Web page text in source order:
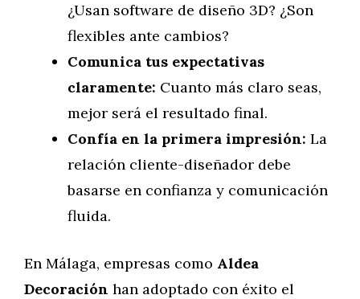
¿Usan software de diseño 3D? ¿Son
flexibles ante cambios?
Comunica tus expectativas
claramente: Cuanto más claro seas,
mejor será el resultado final.
Confía en la primera impresión: La
relación cliente-diseñador debe
basarse en confianza y comunicación
fluida.
En Málaga, empresas como Aldea
Decoración han adoptado con éxito el